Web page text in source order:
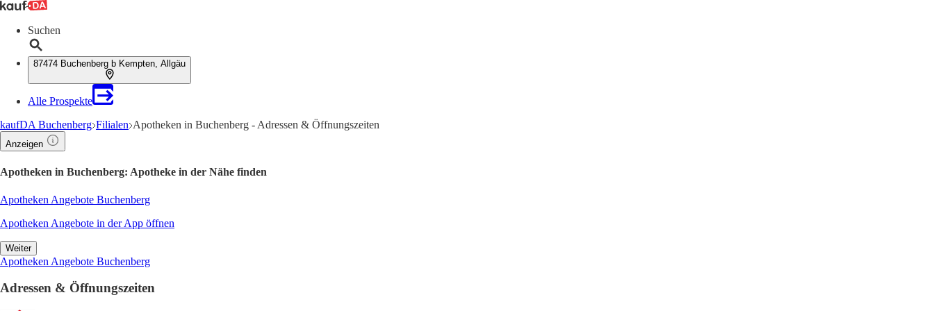
Suchen
87474 Buchenberg b Kempten, Allgäu
Alle Prospekte
kaufDA Buchenberg Filialen Apotheken in Buchenberg - Adressen & Öffnungszeiten
Anzeigen
Apotheken in Buchenberg: Apotheke in der Nähe finden
Apotheken Angebote Buchenberg
Apotheken Angebote in der App öffnen
Weiter
Apotheken Angebote Buchenberg
Adressen & Öffnungszeiten